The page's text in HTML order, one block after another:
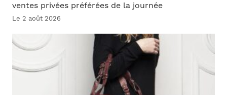
ventes privées préférées de la journée
Le 2 août 2026